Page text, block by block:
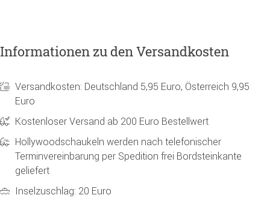
Informationen zu den Versandkosten
Versandkosten: Deutschland 5,95 Euro, Österreich 9,95
Euro
Kostenloser Versand ab 200 Euro Bestellwert
Hollywoodschaukeln werden nach telefonischer
Terminvereinbarung per Spedition frei Bordsteinkante
geliefert
Inselzuschlag: 20 Euro